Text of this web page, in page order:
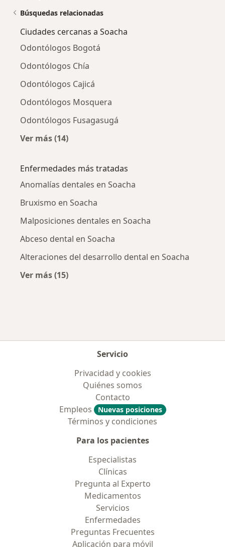
Búsquedas relacionadas
Ciudades cercanas a Soacha
Odontólogos Bogotá
Odontólogos Chía
Odontólogos Cajicá
Odontólogos Mosquera
Odontólogos Fusagasugá
Ver más (14)
Enfermedades más tratadas
Anomalías dentales en Soacha
Bruxismo en Soacha
Malposiciones dentales en Soacha
Abceso dental en Soacha
Alteraciones del desarrollo dental en Soacha
Ver más (15)
Servicio
Privacidad y cookies
Quiénes somos
Contacto
Empleos
Nuevas posiciones
Términos y condiciones
Para los pacientes
Especialistas
Clínicas
Pregunta al Experto
Medicamentos
Servicios
Enfermedades
Preguntas Frecuentes
Aplicación para móvil